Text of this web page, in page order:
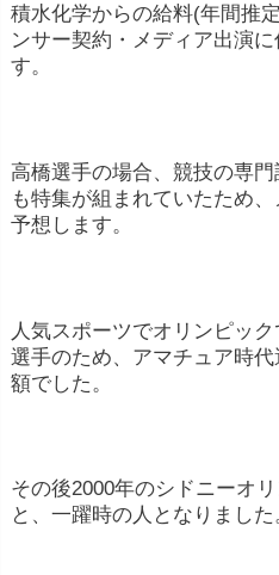
積水化学からの給料(年間推
ンサー契約・メディア出演
す。
高橋選手の場合、競技の専
も特集が組まれていたため
予想します。
人気スポーツでオリンピッ
選手のため、アマチュア時
額でした。
その後2000年のシドニーオ
と、一躍時の人となりました